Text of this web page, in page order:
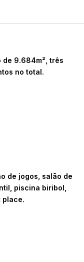
de 9.684m², três
no total.
de jogos, salão de
piscina biribol,
place.